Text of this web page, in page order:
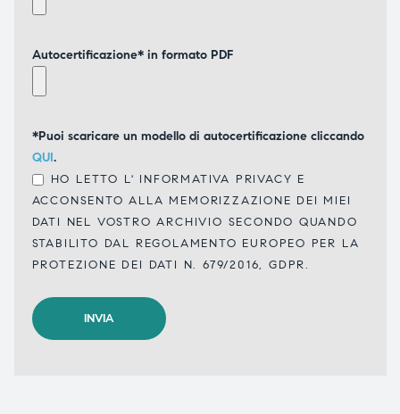
Autocertificazione* in formato PDF
*Puoi scaricare un modello di autocertificazione cliccando
QUI.
HO LETTO L' INFORMATIVA PRIVACY E
ACCONSENTO ALLA MEMORIZZAZIONE DEI MIEI
DATI NEL VOSTRO ARCHIVIO SECONDO QUANDO
STABILITO DAL REGOLAMENTO EUROPEO PER LA
PROTEZIONE DEI DATI N. 679/2016, GDPR.